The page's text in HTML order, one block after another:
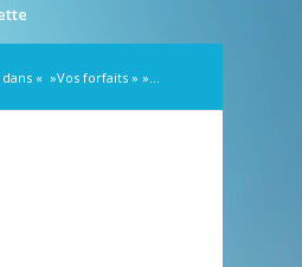
« »Vos forfaits » »...